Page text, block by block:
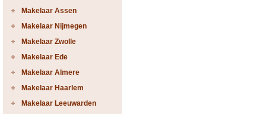
Makelaar Assen
Makelaar Nijmegen
Makelaar Zwolle
Makelaar Ede
Makelaar Almere
Makelaar Haarlem
Makelaar Leeuwarden